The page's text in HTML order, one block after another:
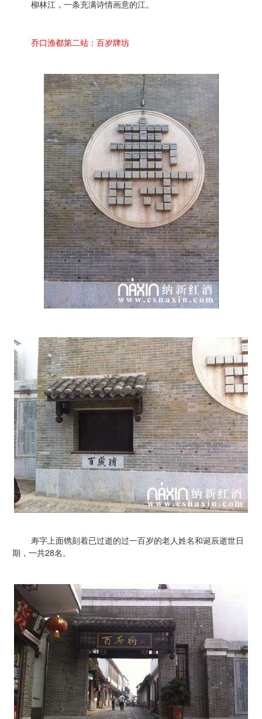
柳林江，一条充满诗情画意的江。
乔口渔都第二站：百岁牌坊
寿字上面镌刻着已过逝的过一百岁的老人姓名和诞辰逝世日
期，一共28名。